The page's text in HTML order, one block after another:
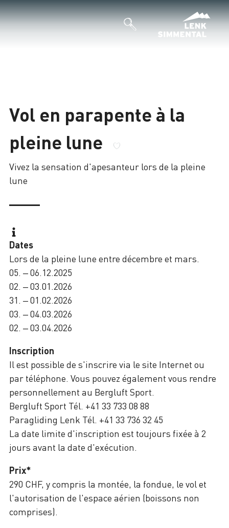
Vol en parapente à la
pleine lune
Vivez la sensation d'apesanteur lors de la pleine
lune
Dates
Lors de la pleine lune entre décembre et mars.
05. – 06.12.2025
02. – 03.01.2026
31. – 01.02.2026
03. – 04.03.2026
02. – 03.04.2026
Inscription
Il est possible de s'inscrire via le site Internet ou
par téléphone. Vous pouvez également vous rendre
personnellement au Bergluft Sport.
Bergluft Sport Tél. +41 33 733 08 88
Paragliding Lenk Tél. +41 33 736 32 45
La date limite d'inscription est toujours fixée à 2
jours avant la date d'exécution.
Prix*
290 CHF, y compris la montée, la fondue, le vol et
l'autorisation de l'espace aérien (boissons non
comprises).